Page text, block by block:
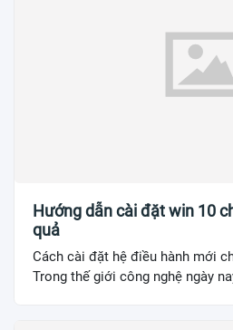
Hướng dẫn cài đặt win 10
quả
Cách cài đặt hệ điều hành mới
Trong thế giới công nghệ ngày